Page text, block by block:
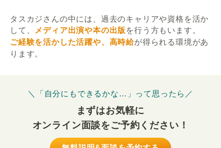
タスカジさんの中には、過去のキャリアや資格を活か
して、
メディア出演や本の出版 を行う方もいます。
ご経験を活かした活躍や、高時給が得られる環境があ
ります。
＼「自分にもできるかな…」って思ったら／
まずはお気軽に
オンライン面談をご予約ください！